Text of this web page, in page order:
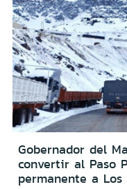
Gobernador del
convertir al Paso
permanente a Los